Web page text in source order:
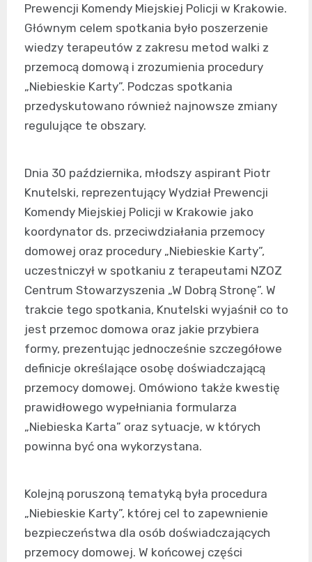
Prewencji Komendy Miejskiej Policji w Krakowie.
Głównym celem spotkania było poszerzenie
wiedzy terapeutów z zakresu metod walki z
przemocą domową i zrozumienia procedury
„Niebieskie Karty”. Podczas spotkania
przedyskutowano również najnowsze zmiany
regulujące te obszary.
Dnia 30 października, młodszy aspirant Piotr
Knutelski, reprezentujący Wydział Prewencji
Komendy Miejskiej Policji w Krakowie jako
koordynator ds. przeciwdziałania przemocy
domowej oraz procedury „Niebieskie Karty”,
uczestniczył w spotkaniu z terapeutami NZOZ
Centrum Stowarzyszenia „W Dobrą Stronę”. W
trakcie tego spotkania, Knutelski wyjaśnił co to
jest przemoc domowa oraz jakie przybiera
formy, prezentując jednocześnie szczegółowe
definicje określające osobę doświadczającą
przemocy domowej. Omówiono także kwestię
prawidłowego wypełniania formularza
„Niebieska Karta” oraz sytuacje, w których
powinna być ona wykorzystana.
Kolejną poruszoną tematyką była procedura
„Niebieskie Karty”, której cel to zapewnienie
bezpieczeństwa dla osób doświadczających
przemocy domowej. W końcowej części